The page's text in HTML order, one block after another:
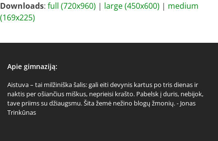
Downloads: full (720x960) | large (450x600) | medium
(169x225)
Apie gimnaziją:
Aistuva – tai milžiniška šalis: gali eiti devynis kartus po tris dienas ir
naktis per ošiančius miškus, neprieisi krašto. Pabelsk į duris, nebijok,
tave priims su džiaugsmu. Šita žemė nežino blogų žmonių. - Jonas
Trinkūnas